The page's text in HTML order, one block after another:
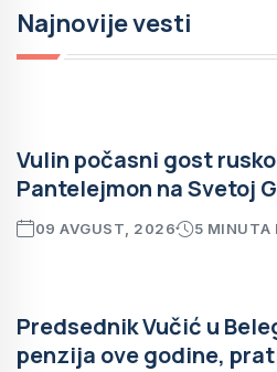
Najnovije vesti
Vulin počasni gost
Pantelejmon na Svetoj
09 AVGUST, 2026 5 MINUTA
Predsednik Vučić u
penzija ove godine,